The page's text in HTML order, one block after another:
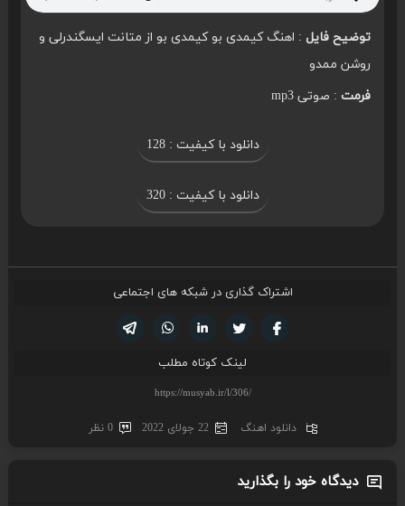
توضیح فایل: اهنگ کیمدی بو کیمدی بو از متانت ایسگندرلی و
روشن ممدو
فرمت: صوتی mp3
دانلود با کیفیت : 128
دانلود با کیفیت : 320
اشتراک گذاری در شبکه های اجتماعی
لینکدین تویتر
فیسوک
لینک کوتاه مطلب
دانلود اهنگ 22 جولای 2022 0 نظر
دیدگاه خود را بگذارید